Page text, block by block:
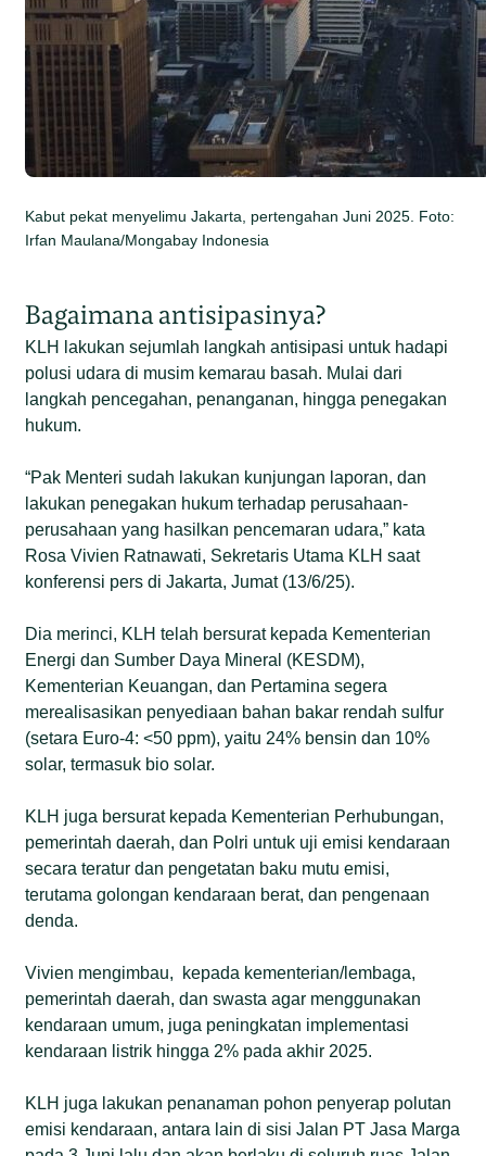
Kabut pekat menyelimu Jakarta, pertengahan Juni 2025. Foto:
Irfan Maulana/Mongabay Indonesia
Bagaimana antisipasinya?
KLH lakukan sejumlah langkah antisipasi untuk hadapi
polusi udara di musim kemarau basah. Mulai dari
langkah pencegahan, penanganan, hingga penegakan
hukum.
“Pak Menteri sudah lakukan kunjungan laporan, dan
lakukan penegakan hukum terhadap perusahaan-
perusahaan yang hasilkan pencemaran udara,” kata
Rosa Vivien Ratnawati, Sekretaris Utama KLH saat
konferensi pers di Jakarta, Jumat (13/6/25).
Dia merinci, KLH telah bersurat kepada Kementerian
Energi dan Sumber Daya Mineral (KESDM),
Kementerian Keuangan, dan Pertamina segera
merealisasikan penyediaan bahan bakar rendah sulfur
(setara Euro-4: <50 ppm), yaitu 24% bensin dan 10%
solar, termasuk bio solar.
KLH juga bersurat kepada Kementerian Perhubungan,
pemerintah daerah, dan Polri untuk uji emisi kendaraan
secara teratur dan pengetatan baku mutu emisi,
terutama golongan kendaraan berat, dan pengenaan
denda.
Vivien mengimbau, kepada kementerian/lembaga,
pemerintah daerah, dan swasta agar menggunakan
kendaraan umum, juga peningkatan implementasi
kendaraan listrik hingga 2% pada akhir 2025.
KLH juga lakukan penanaman pohon penyerap polutan
emisi kendaraan, antara lain di sisi Jalan PT Jasa Marga